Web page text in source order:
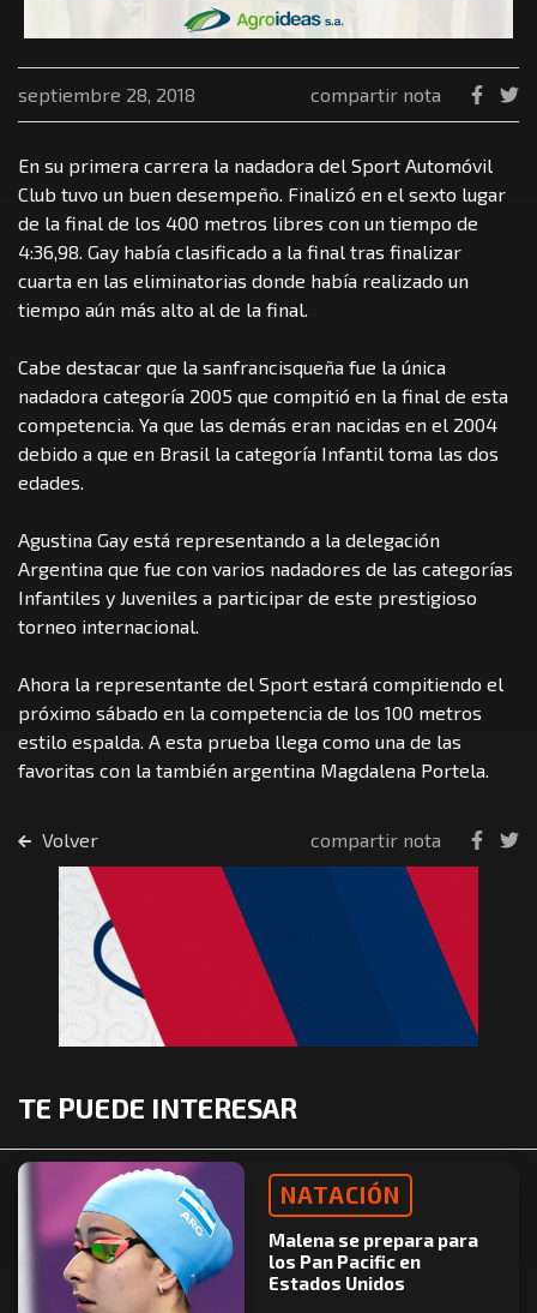
septiembre 28, 2018 compartir nota
En su primera carrera la nadadora del Sport Automóvil
Club tuvo un buen desempeño. Finalizó en el sexto lugar
de la final de los 400 metros libres con un tiempo de
4:36,98. Gay había clasificado a la final tras finalizar
cuarta en las eliminatorias donde había realizado un
tiempo aún más alto al de la final.
Cabe destacar que la sanfrancisqueña fue la única
nadadora categoría 2005 que compitió en la final de esta
competencia. Ya que las demás eran nacidas en el 2004
debido a que en Brasil la categoría Infantil toma las dos
edades.
Agustina Gay está representando a la delegación
Argentina que fue con varios nadadores de las categorías
Infantiles y Juveniles a participar de este prestigioso
torneo internacional.
Ahora la representante del Sport estará compitiendo el
próximo sábado en la competencia de los 100 metros
estilo espalda. A esta prueba llega como una de las
favoritas con la también argentina Magdalena Portela.
Volver compartir nota
TE PUEDE INTERESAR
NATACIÓN
Malena se prepara para
los Pan Pacific en
Estados Unidos